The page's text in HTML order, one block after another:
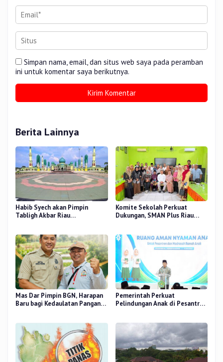
Simpan nama, email, dan situs web saya pada peramban
ini untuk komentar saya berikutnya.
Berita Lainnya
Habib Syech akan Pimpin
Tabligh Akbar Riau
Komite Sekolah Perkuat
Dukungan, SMAN Plus Riau
Mas Dar Pimpin BGN, Harapan
Baru bagi Kedaulatan Pangan
Pemerintah Perkuat
Pelindungan Anak di Pesantren